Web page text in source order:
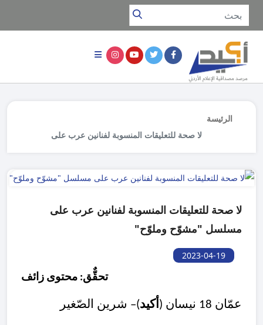
الرئيسة
لا صحة للتعليقات المنسوبة لفنانين عرب على
لا صحة للتعليقات المنسوبة لفنانين عرب على
مسلسل "مشوّح وملوّح"
2023-04-19
تحقٌّق: محتوى زائف
عمّان 18 نيسان ( أكيد)– شرين الصّغير